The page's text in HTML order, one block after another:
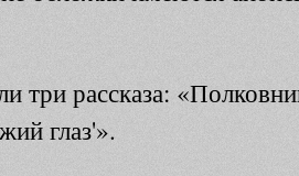
три рассказа:
глаз'».